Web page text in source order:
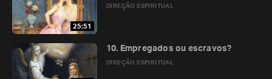
25:51
DIREÇÃO ESPIRITUAL
DIREÇÃO ESPIRITUAL
10. Empregados ou escravos?